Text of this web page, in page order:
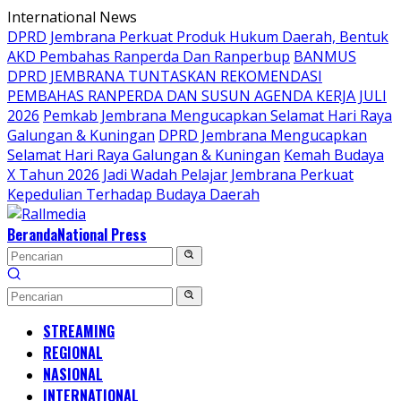
Langsung
ke
konten
International News
DPRD Jembrana Perkuat Produk Hukum Daerah, Bentuk
AKD Pembahas Ranperda Dan Ranperbup BANMUS
DPRD JEMBRANA TUNTASKAN REKOMENDASI
PEMBAHAS RANPERDA DAN SUSUN AGENDA KERJA JULI
2026 Pemkab Jembrana Mengucapkan Selamat Hari Raya
Galungan & Kuningan DPRD Jembrana Mengucapkan
Selamat Hari Raya Galungan & Kuningan Kemah Budaya
X Tahun 2026 Jadi Wadah Pelajar Jembrana Perkuat
Kepedulian Terhadap Budaya Daerah
BerandaNational Press
STREAMING
REGIONAL
NASIONAL
INTERNATIONAL